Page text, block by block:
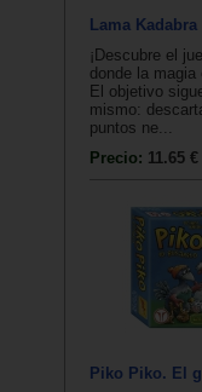
Lama Kadabra
¡Descubre el
donde la
El objetivo
mismo:
puntos ne...
Precio: 11.65 €
Piko Piko. El